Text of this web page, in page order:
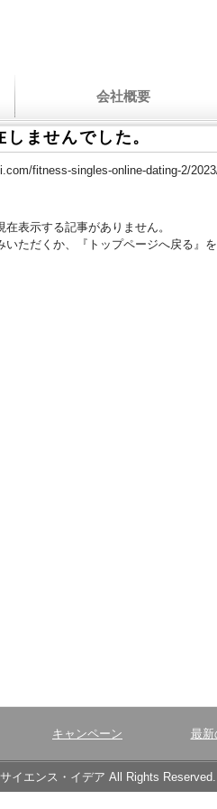
会社概要
ませんでした。
fitness-singles-online-dating-2/
表示する記事がありません。
ただくか、『トップページへ戻る』を
キャンペーン 最新
イエンス・イデア All Rights Reserved.